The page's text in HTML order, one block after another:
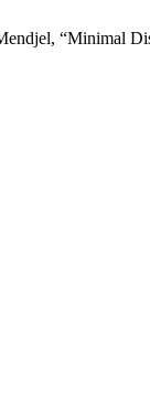
“Minimal